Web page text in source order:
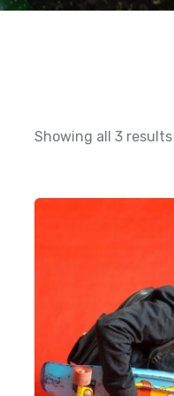
Showing all 3 results